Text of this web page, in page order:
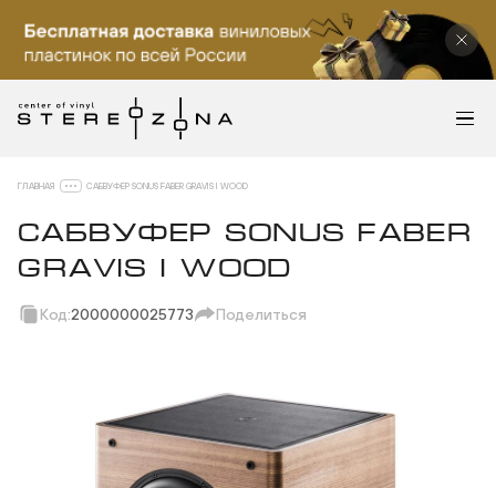
ГЛАВНАЯ САБВУФЕР SONUS FABER GRAVIS I WOOD
САБВУФЕР SONUS FABER
GRAVIS I WOOD
Код:2000000025773 Поделиться
Телеграм
Макс
ВКонтакте